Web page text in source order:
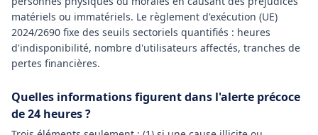
matériels ou immatériels. Le règlement d'exécution (UE)
2024/2690 fixe des seuils sectoriels quantifiés : heures
d'indisponibilité, nombre d'utilisateurs affectés, tranches de
pertes financières.
Quelles informations figurent dans l'alerte précoce
de 24 heures ?